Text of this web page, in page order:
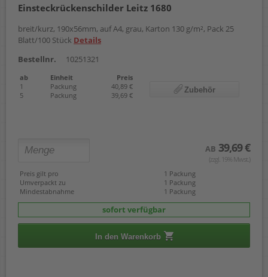
Einsteckrückenschilder Leitz 1680
breit/kurz, 190x56mm, auf A4, grau, Karton 130 g/m², Pack 25
Blatt/100 Stück Details
Bestellnr.
10251321
ab Einheit
Preis
1
Packung
40,89 €
5
Packung 39,69 €
Zubehör
AB 39,69 €
(zzgl. 19% Mwst.)
Preis gilt pro
1 Packung
Umverpackt zu
1 Packung
Mindestabnahme
1 Packung
sofort verfügbar
In den Warenkorb